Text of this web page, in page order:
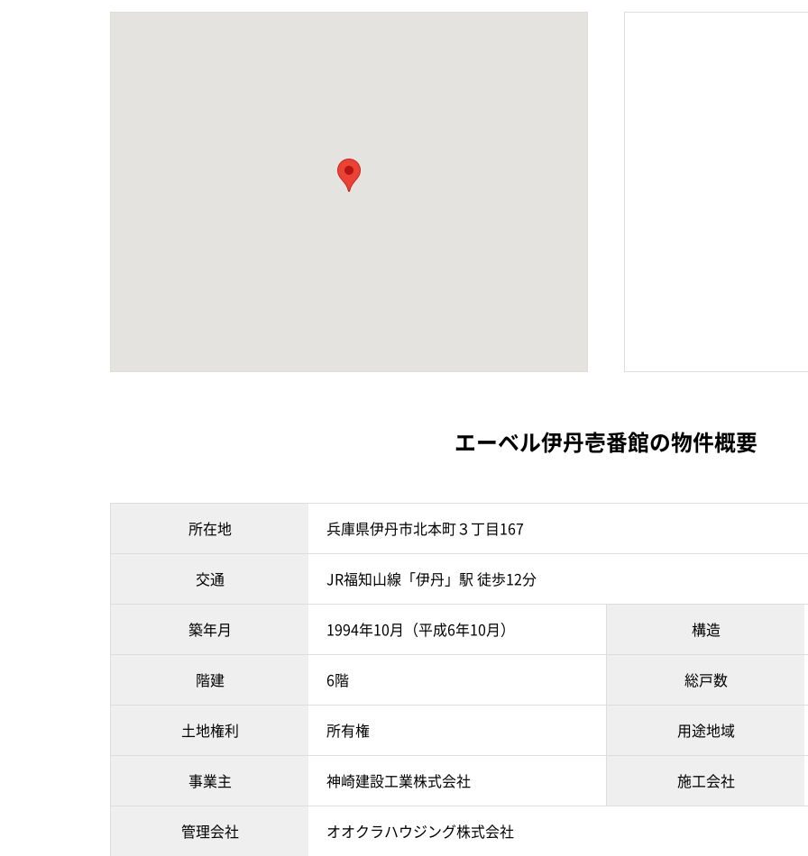
エーベル伊丹壱番館の物件概要
所在地 兵庫県伊丹市北本町３丁目167
交通 JR福知山線「伊丹」駅 徒歩12分
築年月 1994年10月（平成6年10月） 構造
階建 6階 総戸数
土地権利 所有権 用途地域
事業主 神崎建設工業株式会社 施工会社
管理会社 オオクラハウジング株式会社